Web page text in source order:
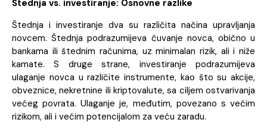
Štednja vs. investiranje: Osnovne razlike
Štednja i investiranje dva su različita načina upravljanja
novcem. Štednja podrazumijeva čuvanje novca, obično u
bankama ili štednim računima, uz minimalan rizik, ali i niže
kamate. S druge strane, investiranje podrazumijeva
ulaganje novca u različite instrumente, kao što su akcije,
obveznice, nekretnine ili kriptovalute, sa ciljem ostvarivanja
većeg povrata. Ulaganje je, međutim, povezano s većim
rizikom, ali i većim potencijalom za veću zaradu.